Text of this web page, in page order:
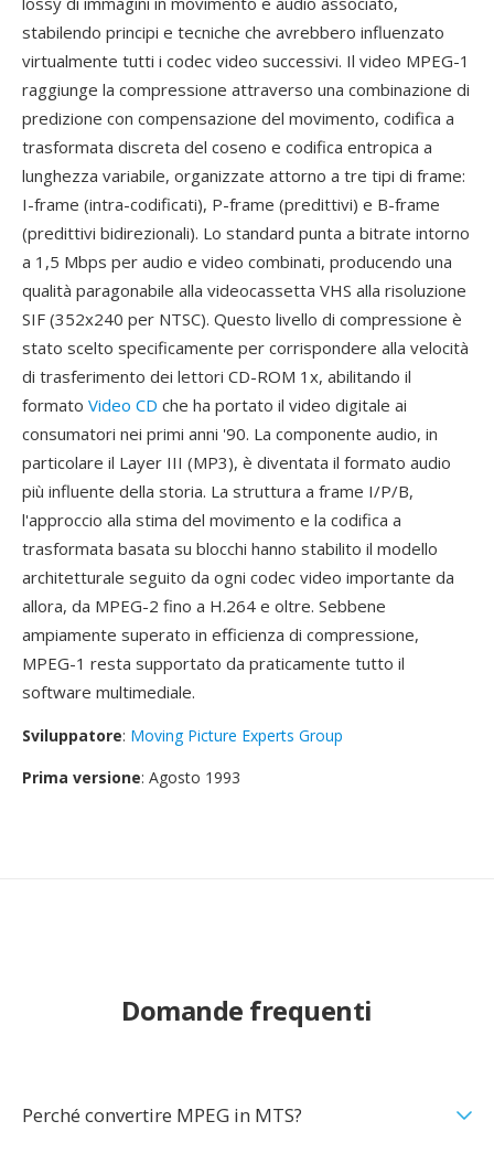
stabilendo principi e tecniche che avrebbero influenzato
virtualmente tutti i codec video successivi. Il video MPEG-1
raggiunge la compressione attraverso una combinazione di
predizione con compensazione del movimento, codifica a
trasformata discreta del coseno e codifica entropica a
lunghezza variabile, organizzate attorno a tre tipi di frame:
I-frame (intra-codificati), P-frame (predittivi) e B-frame
(predittivi bidirezionali). Lo standard punta a bitrate intorno
a 1,5 Mbps per audio e video combinati, producendo una
qualità paragonabile alla videocassetta VHS alla risoluzione
SIF (352x240 per NTSC). Questo livello di compressione è
stato scelto specificamente per corrispondere alla velocità
di trasferimento dei lettori CD-ROM 1x, abilitando il
formato Video CD che ha portato il video digitale ai
consumatori nei primi anni '90. La componente audio, in
particolare il Layer III (MP3), è diventata il formato audio
più influente della storia. La struttura a frame I/P/B,
l'approccio alla stima del movimento e la codifica a
trasformata basata su blocchi hanno stabilito il modello
architetturale seguito da ogni codec video importante da
allora, da MPEG-2 fino a H.264 e oltre. Sebbene
ampiamente superato in efficienza di compressione,
MPEG-1 resta supportato da praticamente tutto il
software multimediale.
Sviluppatore: Moving Picture Experts Group
Prima versione: Agosto 1993
Domande frequenti
Perché convertire MPEG in MTS?